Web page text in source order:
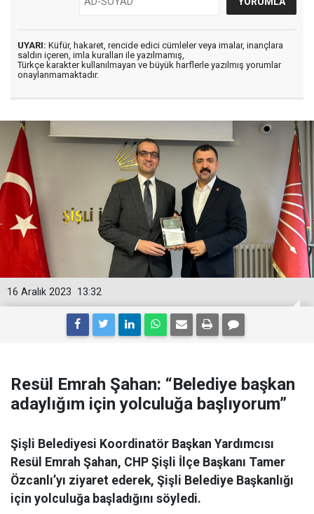
UYARI: Küfür, hakaret, rencide edici cümleler veya imalar, inançlara
saldırı içeren, imla kuralları ile yazılmamış,
Türkçe karakter kullanılmayan ve büyük harflerle yazılmış yorumlar
onaylanmamaktadır.
13:32
16 Aralık 2023
Resül Emrah Şahan: “Belediye başkan
adaylığım için yolculuğa başlıyorum”
Şişli Belediyesi Koordinatör Başkan Yardımcısı
Resül Emrah Şahan, CHP Şişli İlçe Başkanı Tamer
Özcanlı’yı ziyaret ederek, Şişli Belediye Başkanlığı
için yolculuğa başladığını söyledi.